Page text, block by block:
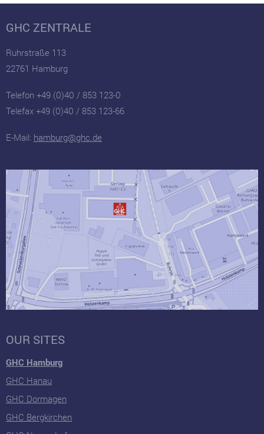
GHC ZENTRALE
Ruhrstraße 113
22761 Hamburg
Telefon +49 (0)40 / 853 123-0
Telefax +49 (0)40 / 853 123-66
E-Mail: hamburg@ghc.de
OUR SITES
GHC Hamburg
GHC Hanau
GHC Dormagen
GHC Bergkirchen